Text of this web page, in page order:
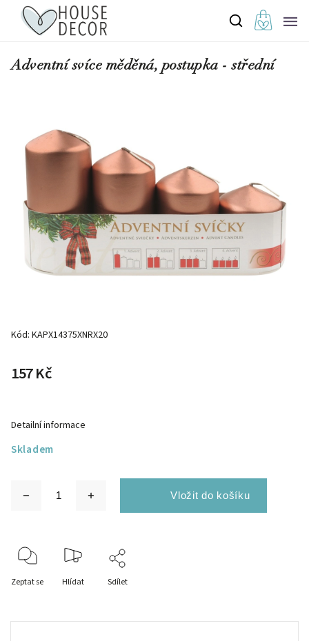
Adventní svíce měděná, postupka - střední
Kód: KAPX14375XNRX20
157 Kč
Skladem
Detailní informace
Zeptat se Hlídat Sdílet